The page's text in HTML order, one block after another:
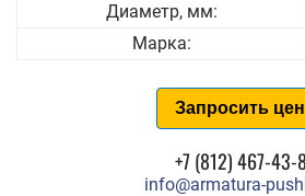
Диаметр, мм:
Марка:
Запросить
+7 (812) 467-43-
info@armatura-